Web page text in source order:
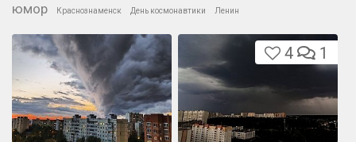
юмор Краснознаменск День космонавтики Ленин
4 1